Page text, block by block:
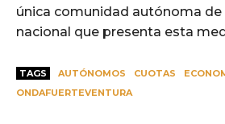
única comunidad autónoma
nacional que presenta esta
TAGS AUTÓNOMOS CUOTAS
ONDAFUERTEVENTURA